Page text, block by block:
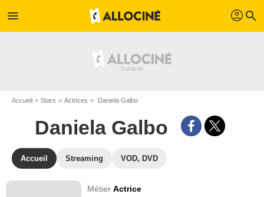
menu profil search
Accueil Stars Actrices Daniela Galbo
Daniela Galbo
Accueil Streaming VOD, DVD
MétierActrice